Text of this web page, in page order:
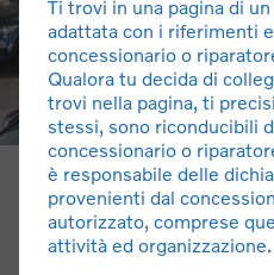
Chi
Nata nel giugno del 1985
Truck, oggi CO.VE.I. srl,
Ti trovi in una pagina di
adattata con i riferimenti
concessionario o
Qualora tu decida di
trovi nella pagina, ti
stessi, sono riconducibili
concessionario o
è responsabile delle
provenienti dal
autorizzato, comprese
attività ed organizzazione.